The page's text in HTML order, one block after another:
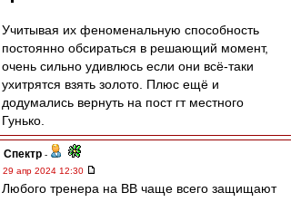
Учитывая их феноменальную способность
постоянно обсираться в решающий момент,
очень сильно удивлюсь если они всё-таки
ухитрятся взять золото. Плюс ещё и
додумались вернуть на пост гт местного
Гунько.
Спектр -
29 апр 2024 12:30
Любого тренера на ВВ чаще всего защищают